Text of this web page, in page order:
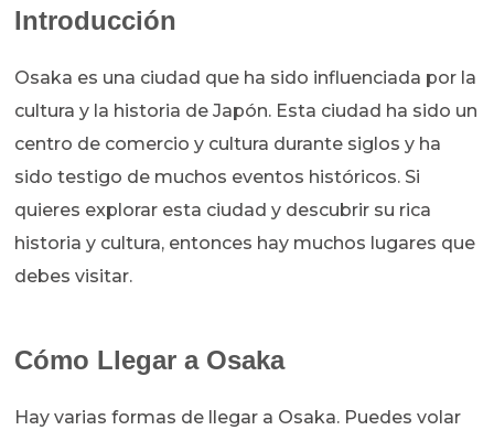
Introducción
Osaka es una ciudad que ha sido influenciada por la
cultura y la historia de Japón. Esta ciudad ha sido un
centro de comercio y cultura durante siglos y ha
sido testigo de muchos eventos históricos. Si
quieres explorar esta ciudad y descubrir su rica
historia y cultura, entonces hay muchos lugares que
debes visitar.
Cómo Llegar a Osaka
Hay varias formas de llegar a Osaka. Puedes volar